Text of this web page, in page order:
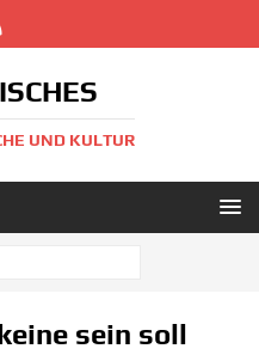
UND KULTUR
sein soll